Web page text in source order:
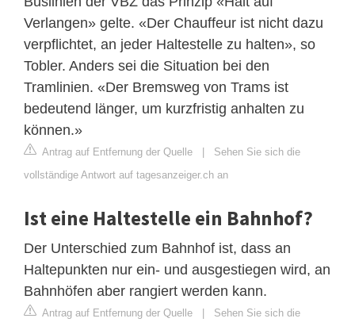
Verlangen» gelte. «Der Chauffeur ist nicht dazu
verpflichtet, an jeder Haltestelle zu halten», so
Tobler. Anders sei die Situation bei den
Tramlinien. «Der Bremsweg von Trams ist
bedeutend länger, um kurzfristig anhalten zu
können.»
Antrag auf Entfernung der Quelle | Sehen Sie sich die
vollständige Antwort auf tagesanzeiger.ch an
Ist eine Haltestelle ein Bahnhof?
Der Unterschied zum Bahnhof ist, dass an
Haltepunkten nur ein- und ausgestiegen wird, an
Bahnhöfen aber rangiert werden kann.
Antrag auf Entfernung der Quelle | Sehen Sie sich die